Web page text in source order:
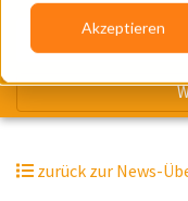
Akzeptieren
zurück zur News-